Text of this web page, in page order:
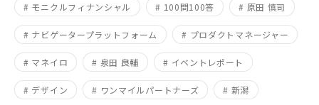
# モニクルフィナンシャル # 100問100答 # 原田 慎司
# ナビゲータープラットフォーム # プロダクトマネージャー
# マネイロ # 泉田 良輔 # イベントレポート
# デザイン # ワンマイルパートナーズ # 新潟